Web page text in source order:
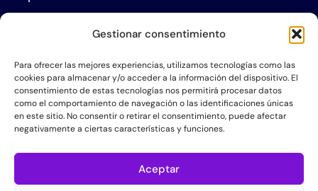
Gestionar consentimiento
Para ofrecer las mejores experiencias, utilizamos tecnologías como las
cookies para almacenar y/o acceder a la información del dispositivo. El
consentimiento de estas tecnologías nos permitirá procesar datos
como el comportamiento de navegación o las identificaciones únicas
en este sitio. No consentir o retirar el consentimiento, puede afectar
negativamente a ciertas características y funciones.
Aceptar
Proyección social
Hazte socio
Grupos de Servicio